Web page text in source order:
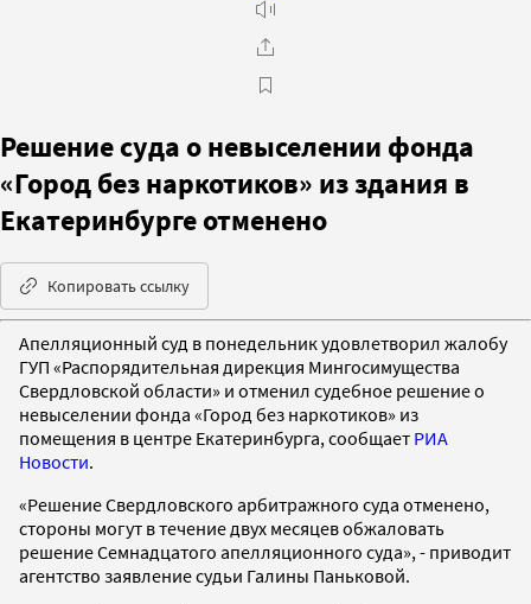
Решение суда о невыселении фонда
«Город без наркотиков» из здания в
Екатеринбурге отменено
Копировать ссылку
Апелляционный суд в понедельник удовлетворил жалобу
ГУП «Распорядительная дирекция Мингосимущества
Свердловской области» и отменил судебное решение о
невыселении фонда «Город без наркотиков» из
помещения в центре Екатеринбурга, сообщает РИА
Новости.
«Решение Свердловского арбитражного суда отменено,
стороны могут в течение двух месяцев обжаловать
решение Семнадцатого апелляционного суда», - приводит
агентство заявление судьи Галины Паньковой.